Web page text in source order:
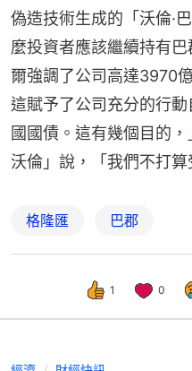
偽造技術生成的「沃倫
麼投資者應該繼續持有
爾強調了公司高達3970
這賦予了公司充分的行
國國債。這有幾個目的
沃倫」說，「我們不打算
格隆匯 巴郡
1 0